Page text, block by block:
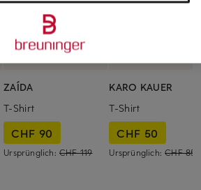
ZAÍDA
T-Shirt
CHF 90
Ursprünglich: CHF 119
KARO KAUER
T-Shirt
CHF 50
Ursprünglich:CHF 85